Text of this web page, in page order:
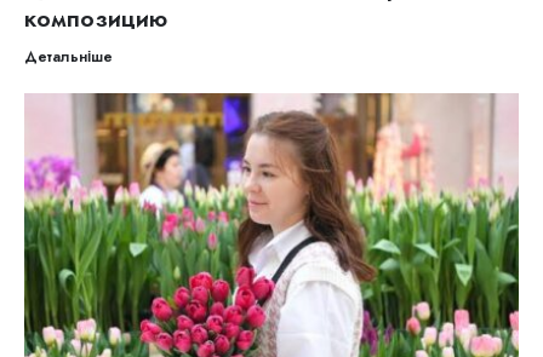
композицию
Детальніше